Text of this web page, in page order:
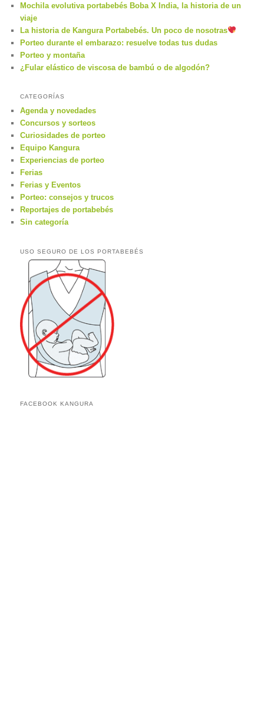
Mochila evolutiva portabebés Boba X India, la historia de un
viaje
La historia de Kangura Portabebés. Un poco de nosotras
Porteo durante el embarazo: resuelve todas tus dudas
Porteo y montaña
¿Fular elástico de viscosa de bambú o de algodón?
CATEGORÍAS
Agenda y novedades
Concursos y sorteos
Curiosidades de porteo
Equipo Kangura
Experiencias de porteo
Ferias
Ferias y Eventos
Porteo: consejos y trucos
Reportajes de portabebés
Sin categoría
USO SEGURO DE LOS PORTABEBÉS
FACEBOOK KANGURA